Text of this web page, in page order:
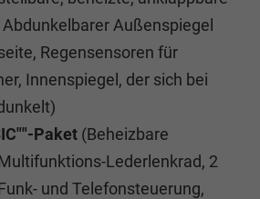
Außenspiegel
Regensensoren für
Innenspiegel, der sich bei
Paket (Beheizbare
Lederlenkrad, 2
und Telefonsteuerung,